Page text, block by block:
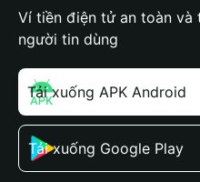
Ví tiền điện tử an toàn
người tin dùng
Tải xuống APK Android
Tải xuống Google Play